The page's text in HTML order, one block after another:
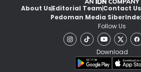
About UsEditorial TeamContact Us
Pedoman Media Siber
Follow Us
Download